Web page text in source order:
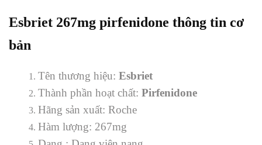
Esbriet 267mg pirfenidone thông tin cơ
bản
Tên thương hiệu: Esbriet
Thành phần hoạt chất: Pirfenidone
Hãng sản xuất: Roche
Hàm lượng: 267mg